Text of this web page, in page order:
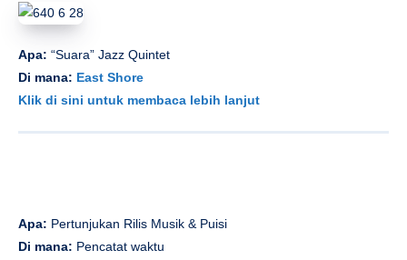
Apa: “Suara” Jazz Quintet
Di mana: East Shore
Klik di sini untuk membaca lebih lanjut
Apa: Pertunjukan Rilis Musik & Puisi
Di mana: Pencatat waktu